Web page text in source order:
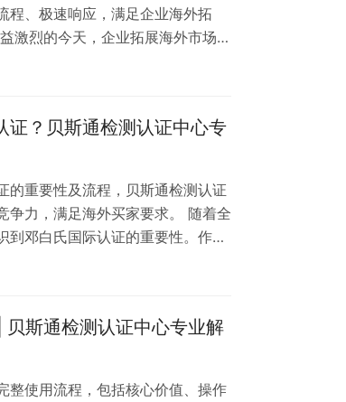
程、极速响应，满足企业海外拓
激烈的今天，企业拓展海外市场
行证"。无论是参与国际投标、建
国际信用评估体系，能够为企业提
证？贝斯通检测认证中心专
的重要性及流程，贝斯通检测认证
争力，满足海外买家要求。 随着全
邓白氏国际认证的重要性。作为
为众多海外买家和金融机构评估
供应商资质要求 为海外融资和投
斯通检测认证中心专业解
整使用流程，包括核心价值、操作